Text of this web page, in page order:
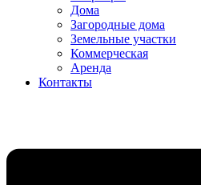
Дома
Загородные дома
Земельные участки
Коммерческая
Аренда
Контакты